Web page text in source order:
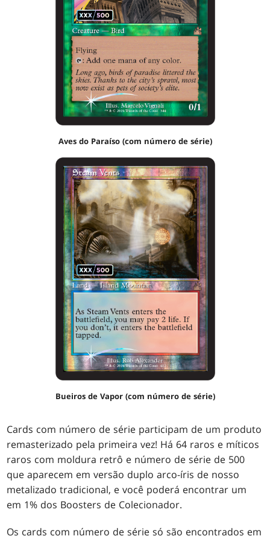
Aves do Paraíso (com número de série)
Bueiros de Vapor (com número de série)
Cards com número de série participam de um produto
remasterizado pela primeira vez! Há 64 raros e míticos
raros com moldura retrô e número de série de 500
que aparecem em versão duplo arco-íris de nosso
metalizado tradicional, e você poderá encontrar um
em 1% dos Boosters de Colecionador.
Os cards com número de série só são encontrados em